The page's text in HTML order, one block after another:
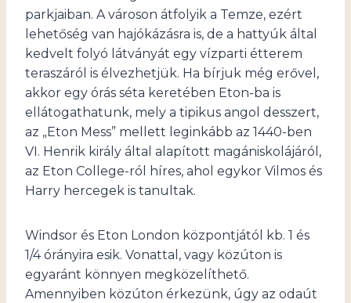
parkjaiban. A városon átfolyik a Temze, ezért
lehetőség van hajókázásra is, de a hattyúk által
kedvelt folyó látványát egy vízparti étterem
teraszáról is élvezhetjük. Ha bírjuk még erővel,
akkor egy órás séta keretében Eton-ba is
ellátogathatunk, mely a tipikus angol desszert,
az „Eton Mess” mellett leginkább az 1440-ben
VI. Henrik király által alapított magániskolájáról,
az Eton College-ról híres, ahol egykor Vilmos és
Harry hercegek is tanultak.
Windsor és Eton London központjától kb. 1 és
1/4 órányira esik. Vonattal, vagy közúton is
egyaránt könnyen megközelíthető.
Amennyiben közúton érkezünk, úgy az odaút